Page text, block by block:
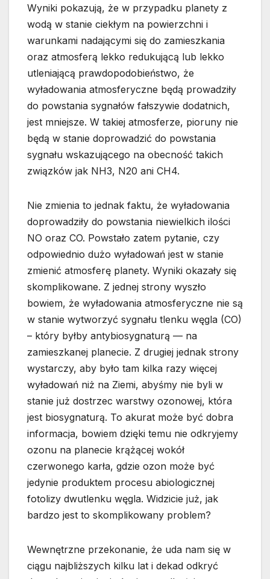
Wyniki pokazują, że w przypadku planety z
wodą w stanie ciekłym na powierzchni i
warunkami nadającymi się do zamieszkania
oraz atmosferą lekko redukującą lub lekko
utleniającą prawdopodobieństwo, że
wyładowania atmosferyczne będą prowadziły
do powstania sygnałów fałszywie dodatnich,
jest mniejsze. W takiej atmosferze, pioruny nie
będą w stanie doprowadzić do powstania
sygnału wskazującego na obecność takich
związków jak NH3, N20 ani CH4.
Nie zmienia to jednak faktu, że wyładowania
doprowadziły do powstania niewielkich ilości
NO oraz CO. Powstało zatem pytanie, czy
odpowiednio dużo wyładowań jest w stanie
zmienić atmosferę planety. Wyniki okazały się
skomplikowane. Z jednej strony wyszło
bowiem, że wyładowania atmosferyczne nie są
w stanie wytworzyć sygnału tlenku węgla (CO)
– który byłby antybiosygnaturą — na
zamieszkanej planecie. Z drugiej jednak strony
wystarczy, aby było tam kilka razy więcej
wyładowań niż na Ziemi, abyśmy nie byli w
stanie już dostrzec warstwy ozonowej, która
jest biosygnaturą. To akurat może być dobra
informacja, bowiem dzięki temu nie odkryjemy
ozonu na planecie krążącej wokół
czerwonego karła, gdzie ozon może być
jedynie produktem procesu abiologicznej
fotolizy dwutlenku węgla. Widzicie już, jak
bardzo jest to skomplikowany problem?
Wewnętrzne przekonanie, że uda nam się w
ciągu najbliższych kilku lat i dekad odkryć